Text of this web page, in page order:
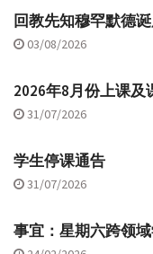
回教先知穆罕默德
03/08/2026
2026年8月份上课及
31/07/2026
学生停课通告
31/07/2026
事宜：星期六跨领域